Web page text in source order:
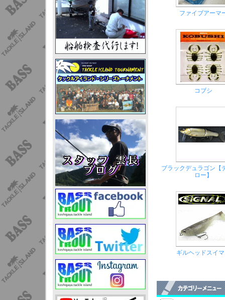
ファイブアーマ
コブシ
ブラックデュラゴン【
ロー】
ギルヘッドスイ